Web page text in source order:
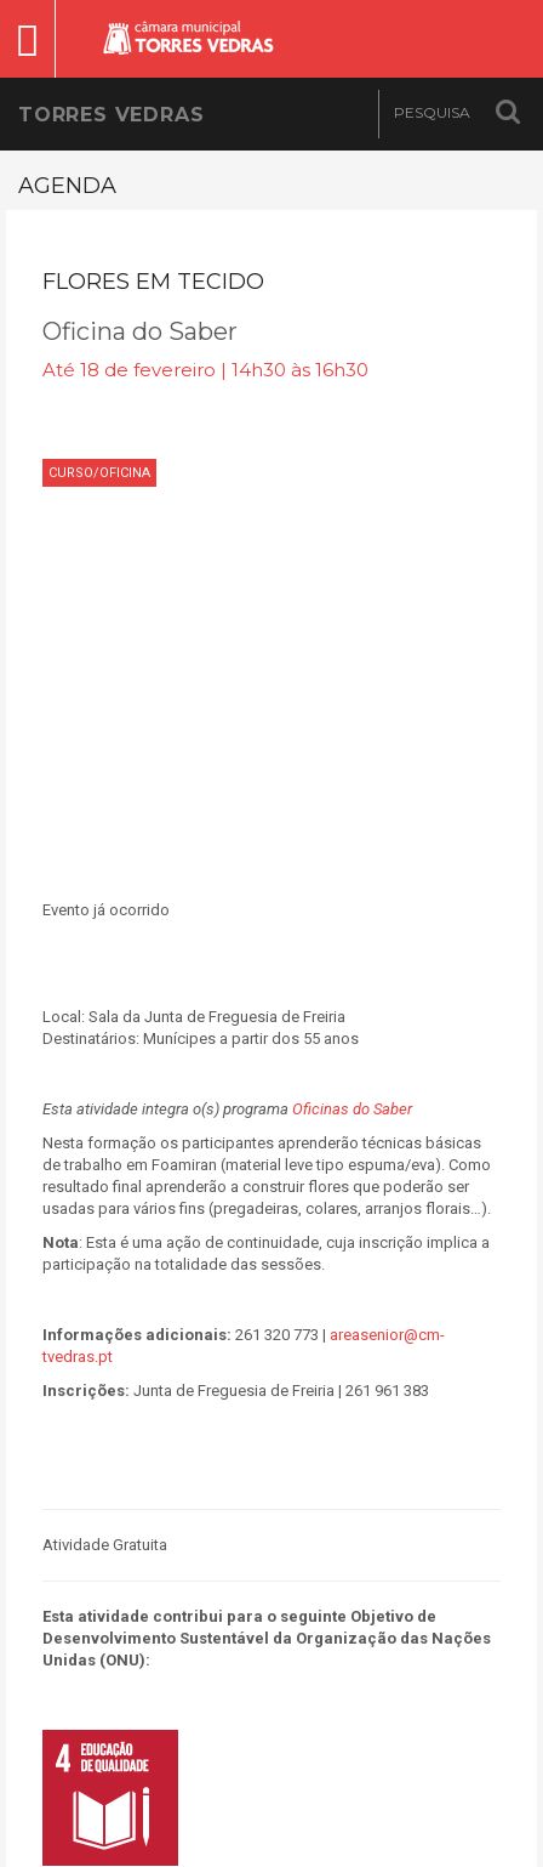
TORRES VEDRAS
AGENDA
FLORES EM TECIDO
Oficina do Saber
Até 18 de fevereiro | 14h30 às 16h30
CURSO/OFICINA
Evento já ocorrido
Local: Sala da Junta de Freguesia de Freiria
Destinatários: Munícipes a partir dos 55 anos
Esta atividade integra o(s) programa Oficinas do Saber
Nesta formação os participantes aprenderão técnicas básicas
de trabalho em Foamiran (material leve tipo espuma/eva). Como
resultado final aprenderão a construir flores que poderão ser
usadas para vários fins (pregadeiras, colares, arranjos florais…).
Nota: Esta é uma ação de continuidade, cuja inscrição implica a
participação na totalidade das sessões.
Informações adicionais: 261 320 773 | areasenior@cm-
tvedras.pt
Inscrições: Junta de Freguesia de Freiria | 261 961 383
Atividade Gratuita
Esta atividade contribui para o seguinte Objetivo de
Desenvolvimento Sustentável da Organização das Nações
Unidas (ONU):